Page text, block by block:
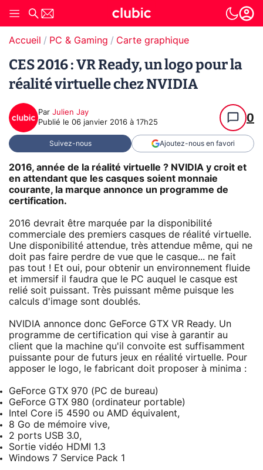
Accueil PC & Gaming Carte graphique
CES 2016 : VR Ready, un logo pour la
réalité virtuelle chez NVIDIA
Par Julien Jay
Publié le 06 janvier 2016 à 17h25 0
Suivez-nous Ajoutez-nous en favori
2016, année de la réalité virtuelle ? NVIDIA y croit et
en attendant que les casques soient monnaie
courante, la marque annonce un programme de
certification.
2016 devrait être marquée par la disponibilité
commerciale des premiers casques de réalité virtuelle.
Une disponibilité attendue, très attendue même, qui ne
doit pas faire perdre de vue que le casque... ne fait
pas tout ! Et oui, pour obtenir un environnement fluide
et immersif il faudra que le PC auquel le casque est
relié soit puissant. Très puissant même puisque les
calculs d'image sont doublés.
NVIDIA annonce donc GeForce GTX VR Ready. Un
programme de certification qui vise à garantir au
client que la machine qu'il convoite est suffisamment
puissante pour de futurs jeux en réalité virtuelle. Pour
apposer le logo, le fabricant doit proposer à minima :
GeForce GTX 970 (PC de bureau)
GeForce GTX 980 (ordinateur portable)
Intel Core i5 4590 ou AMD équivalent,
8 Go de mémoire vive,
2 ports USB 3.0,
Sortie vidéo HDMI 1.3
Windows 7 Service Pack 1